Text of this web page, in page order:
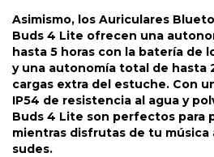
Asimismo, los Auriculares
Buds 4 Lite ofrecen una
hasta 5 horas con la batería de
y una autonomía total de hasta
cargas extra del estuche. Con
IP54 de resistencia al agua y
Buds 4 Lite son perfectos para
mientras disfrutas de tu música
sudes.